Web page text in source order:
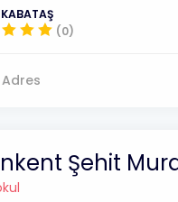
(0)
Adres
Şehit